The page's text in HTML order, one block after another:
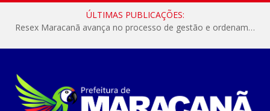
ÚLTIMAS PUBLICAÇÕES:
Resex Maracanã avança no processo de gestão e ordenamento do turismo em nossas áreas protegidas.